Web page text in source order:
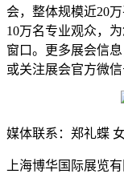
会，整体规模近20
10万名专业观众，
窗口。更多展会信
或关注展会官方微信
媒体联系：郑礼蝶
上海博华国际展览